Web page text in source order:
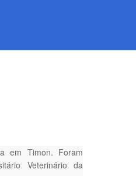
em Timon. Foram
Veterinário da